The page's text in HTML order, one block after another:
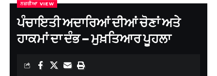
ਨਜ਼ਰੀਆ VIEW
ਪੰਚਾਇਤੀ ਅਦਾਰਿਆਂ ਦੀਆਂ ਚੋਣਾਂ ਅਤੇ
ਹਾਕਮਾਂ ਦਾ ਦੰਭ – ਮੁਖ਼ਤਿਆਰ ਪੂਹਲਾ